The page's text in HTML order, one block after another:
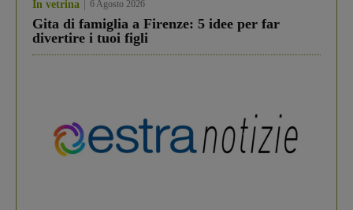
In vetrina 6 Agosto 2026
Gita di famiglia a Firenze: 5 idee per far
divertire i tuoi figli